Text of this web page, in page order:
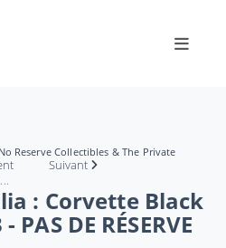
Reserve Collectibles & The Private
Suivant
: Corvette Black
DE RÉSERVE